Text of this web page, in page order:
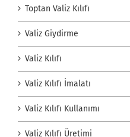
Toptan Valiz Kılıfı
Valiz Giydirme
Valiz Kılıfı
Valiz Kılıfı İmalatı
Valiz Kılıfı Kullanımı
Valiz Kılıfı Üretimi